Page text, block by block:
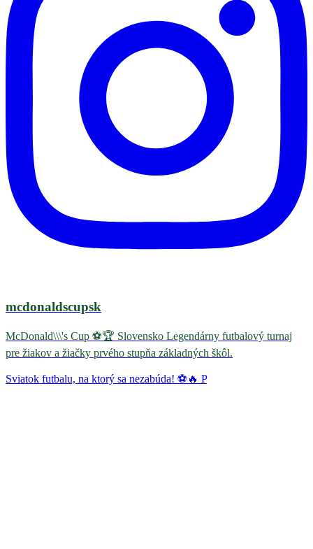
mcdonaldscupsk
McDonald\\\'s Cup ⚽️🏆 Slovensko Legendárny futbalový turnaj
pre žiakov a žiačky prvého stupňa základných škôl.
Sviatok futbalu, na ktorý sa nezabúda! ⚽🔥 P